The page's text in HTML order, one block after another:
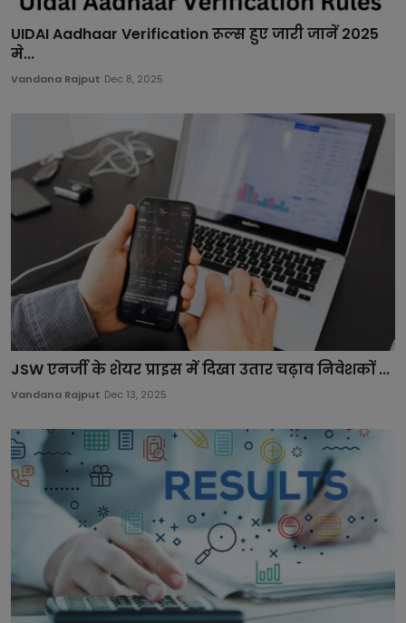
UIDAI Aadhaar Verification रूल्स हुए जारी जानें 2025
मे...
Vandana Rajput Dec 8, 2025
JSW एनर्जी के शेयर प्राइस में दिखा उतार चढ़ाव निवेशकों ...
Vandana Rajput Dec 13, 2025